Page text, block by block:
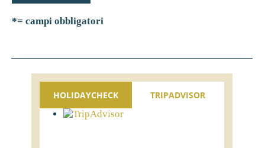
*= campi obbligatori
HOLIDAYCHECK TRIPADVISOR